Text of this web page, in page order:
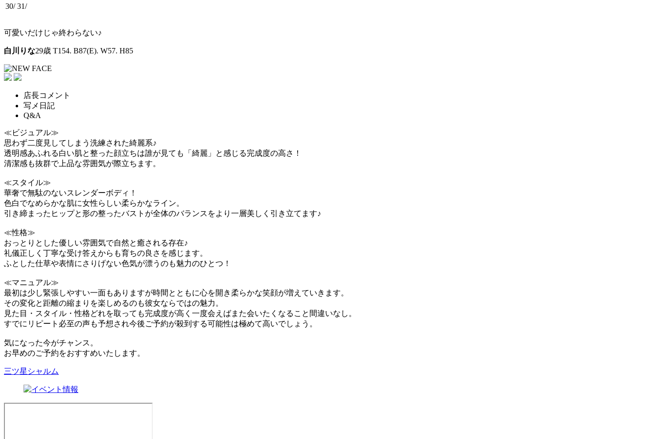
30/ 31/
可愛いだけじゃ終わらない♪
白川りな29歳 T154. B87(E). W57. H85
店長コメント
写メ日記
Q&A
≪ビジュアル≫
思わず二度見してしまう洗練された綺麗系♪
透明感あふれる白い肌と整った顔立ちは誰が見ても「綺麗」と感じる完成度の高さ！
清潔感も抜群で上品な雰囲気が際立ちます。
≪スタイル≫
華奢で無駄のないスレンダーボディ！
色白でなめらかな肌に女性らしい柔らかなライン。
引き締まったヒップと形の整ったバストが全体のバランスをより一層美しく引き立てます♪
≪性格≫
おっとりとした優しい雰囲気で自然と癒される存在♪
礼儀正しく丁寧な受け答えからも育ちの良さを感じます。
ふとした仕草や表情にさりげない色気が漂うのも魅力のひとつ！
≪マニュアル≫
最初は少し緊張しやすい一面もありますが時間とともに心を開き柔らかな笑顔が増えていきます。
その変化と距離の縮まりを楽しめるのも彼女ならではの魅力。
見た目・スタイル・性格どれを取っても完成度が高く一度会えばまた会いたくなること間違いなし。
すでにリピート必至の声も予想され今後ご予約が殺到する可能性は極めて高いでしょう。
気になった今がチャンス。
お早めのご予約をおすすめいたします。
三ツ星シャルム